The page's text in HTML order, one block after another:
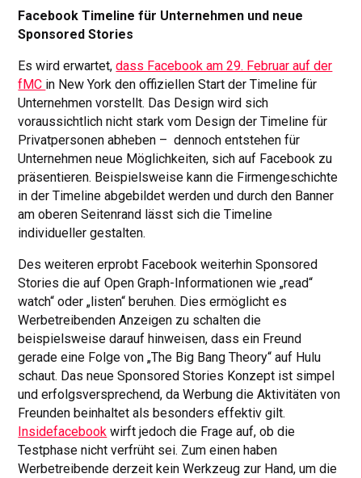
Facebook Timeline für Unternehmen und neue
Sponsored Stories
Es wird erwartet,dass Facebook am 29. Februar auf der
fMC in New York den offiziellen Start der Timeline für
Unternehmen vorstellt. Das Design wird sich
voraussichtlich nicht stark vom Design der Timeline für
Privatpersonen abheben – dennoch entstehen für
Unternehmen neue Möglichkeiten, sich auf Facebook zu
präsentieren. Beispielsweise kann die Firmengeschichte
in der Timeline abgebildet werden und durch den Banner
am oberen Seitenrand lässt sich die Timeline
individueller gestalten.
Des weiteren erprobt Facebook weiterhin Sponsored
Stories die auf Open Graph-Informationen wie „read“
watch“ oder „listen“ beruhen. Dies ermöglicht es
Werbetreibenden Anzeigen zu schalten die
beispielsweise darauf hinweisen, dass ein Freund
gerade eine Folge von „The Big Bang Theory“ auf Hulu
schaut. Das neue Sponsored Stories Konzept ist simpel
und erfolgsversprechend, da Werbung die Aktivitäten von
Freunden beinhaltet als besonders effektiv gilt.
Insidefacebook wirft jedoch die Frage auf, ob die
Testphase nicht verfrüht sei. Zum einen haben
Werbetreibende derzeit kein Werkzeug zur Hand, um die